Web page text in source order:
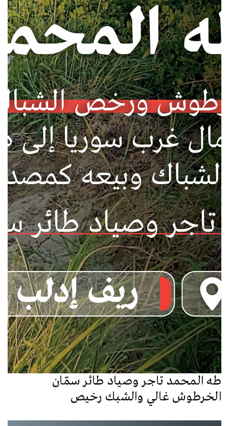
طه المحمد تاجر وصياد طائر سمّان
الخرطوش غالي والشبك رخيص